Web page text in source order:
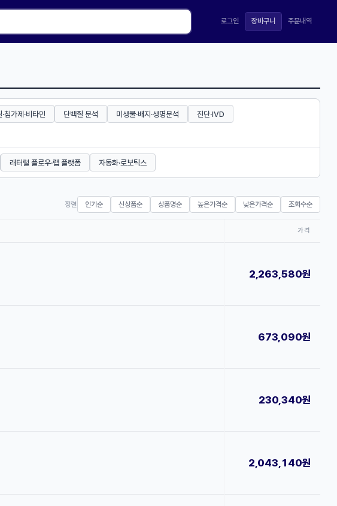
로그인 장바구니 주문내역
첨가제·비타민 단백질 분석 미생물·배지·생명분석
진단·IVD
래터럴 플로우·랩 플랫폼 자동화·로보틱스
정렬 인기순 신상품순 상품명순 높은가격순 낮은가격순 조회수순
가격
2,263,580원
673,090원
230,340원
2,043,140원